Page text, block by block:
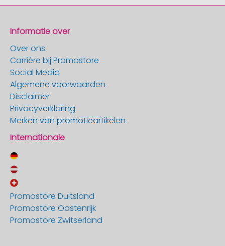
Informatie over
Over ons
Carrière bij Promostore
Social Media
Algemene voorwaarden
Disclaimer
Privacyverklaring
Merken van promotieartikelen
Internationale
Promostore Duitsland
Promostore Oostenrijk
Promostore Zwitserland